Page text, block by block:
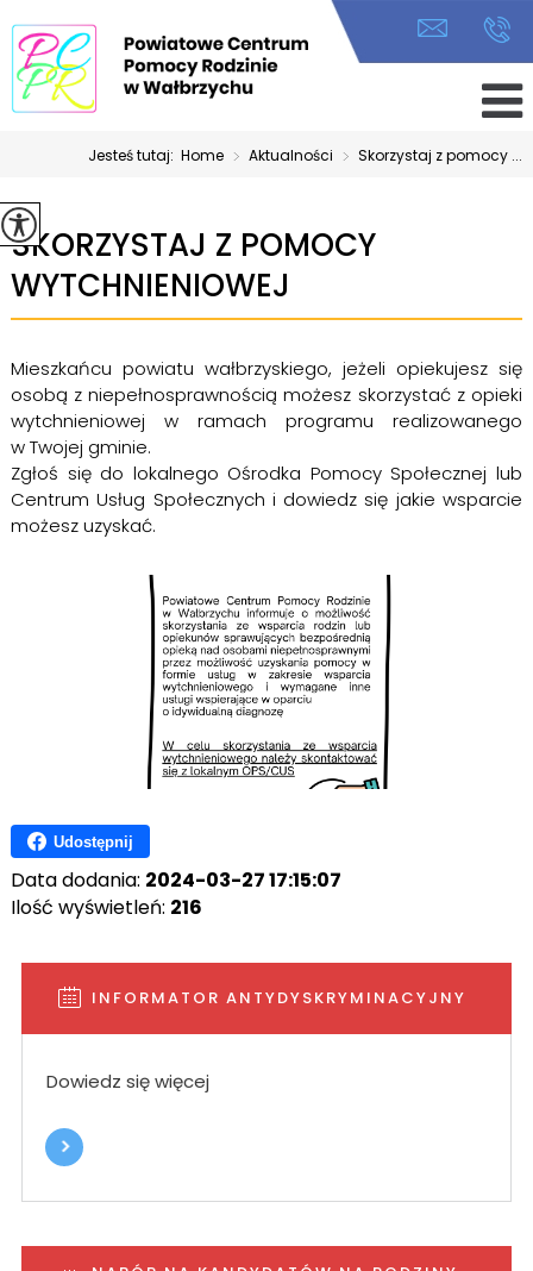
Jesteś tutaj:Home > Aktualności > Skorzystaj z pomocy ...
SKORZYSTAJ Z POMOCY
WYTCHNIENIOWEJ
Mieszkańcu powiatu wałbrzyskiego, jeżeli opiekujesz się
osobą z niepełnosprawnością możesz skorzystać z opieki
wytchnieniowej w ramach programu realizowanego
w Twojej gminie.
Zgłoś się do lokalnego Ośrodka Pomocy Społecznej lub
Centrum Usług Społecznych i dowiedz się jakie wsparcie
możesz uzyskać.
Udostępnij
Data dodania: 2024-03-27 17:15:07
Ilość wyświetleń: 216
INFORMATOR ANTYDYSKRYMINACYJNY
Dowiedz się więcej